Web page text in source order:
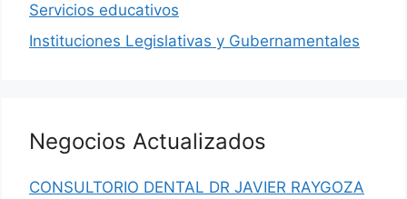
Servicios educativos
Instituciones Legislativas y Gubernamentales
Negocios Actualizados
CONSULTORIO DENTAL DR JAVIER RAYGOZA